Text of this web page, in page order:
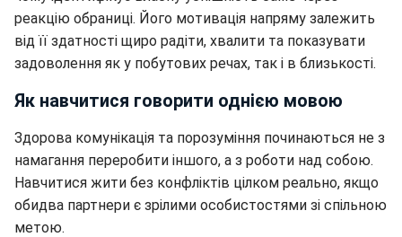
реакцію обраниці. Його мотивація напряму залежить
від її здатності щиро радіти, хвалити та показувати
задоволення як у побутових речах, так і в близькості.
Як навчитися говорити однією мовою
Здорова комунікація та порозуміння починаються не з
намагання переробити іншого, а з роботи над собою.
Навчитися жити без конфліктів цілком реально, якщо
обидва партнери є зрілими особистостями зі спільною
метою.